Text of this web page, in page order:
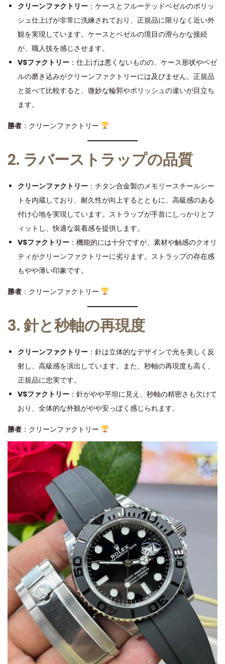
クリーンファクトリー ：ケースとフルーテッドベゼルのポリッ
シュ仕上げが非常に洗練されており、正規品に限りなく近い外
観を実現しています。ケースとベゼルの境目の滑らかな接続
が、職人技を感じさせます。
VSファクトリー ：仕上げは悪くないものの、ケース形状やベゼ
ルの磨き込みがクリーンファクトリーには及びません。正規品
と並べて比較すると、微妙な輪郭やポリッシュの違いが目立ち
ます。
勝者 ：クリーンファクトリー
2. ラバーストラップの品質
クリーンファクトリー ：チタン合金製のメモリースチールシー
トを内蔵しており、耐久性が向上するとともに、高級感のある
付け心地を実現しています。ストラップが手首にしっかりとフ
ィットし、快適な装着感を提供します。
VSファクトリー ：機能的には十分ですが、素材や触感のクオリ
ティがクリーンファクトリーに劣ります。ストラップの存在感
もやや薄い印象です。
勝者 ：クリーンファクトリー
3. 針と秒軸の再現度
クリーンファクトリー ：針は立体的なデザインで光を美しく反
射し、高級感を演出しています。また、秒軸の再現度も高く、
正規品に忠実です。
VSファクトリー ：針がやや平坦に見え、秒軸の精密さも欠けて
おり、全体的な外観がやや安っぽく感じられます。
勝者 ：クリーンファクトリー